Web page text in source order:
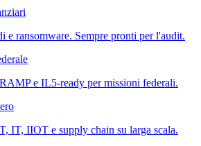
e ransomware. Sempre pronti per l'audit.
e IL5-ready per missioni federali.
IT, IIOT e supply chain su larga scala.